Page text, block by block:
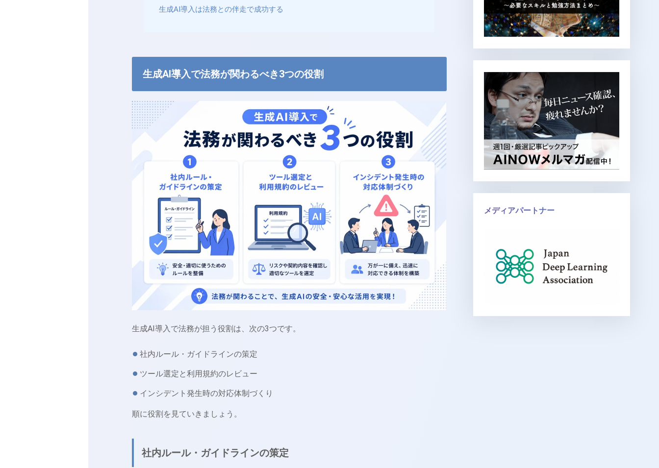
生成AI導入は法務との伴走で成功する
生成AI導入で法務が関わるべき3つの役割
生成AI導入で法務が担う役割は、次の3つです。
社内ルール・ガイドラインの策定
ツール選定と利用規約のレビュー
インシデント発生時の対応体制づくり
順に役割を見ていきましょう。
社内ルール・ガイドラインの策定
メディアパートナー